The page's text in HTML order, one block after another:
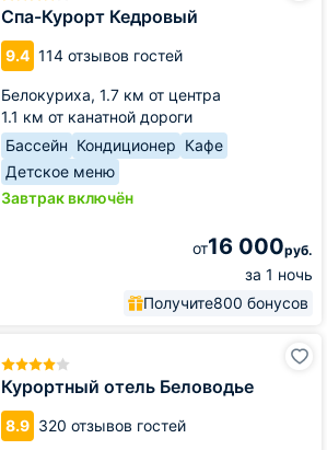
Спа-Курорт Кедровый
9.4 114 отзывов гостей
Белокуриха, 1.7 км от центра
1.1 км от канатной дороги
Бассейн Кондиционер Кафе
Детское меню
Завтрак включён
от16 000руб.
за 1 ночь
Получите800 бонусов
Курортный отель Беловодье
8.9 320 отзывов гостей